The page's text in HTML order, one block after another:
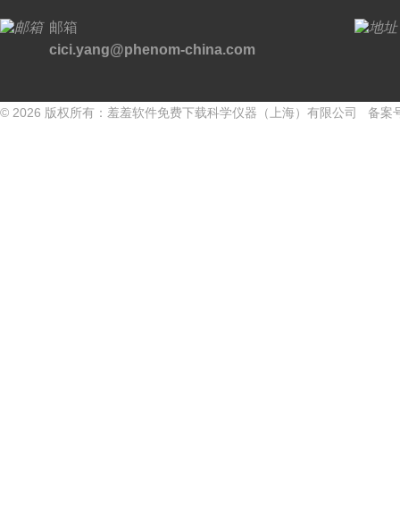
邮箱
cici.yang@phenom-china.com
© 2026 版权所有：羞羞软件免费下载科学仪器（上海）有限公司 备案号